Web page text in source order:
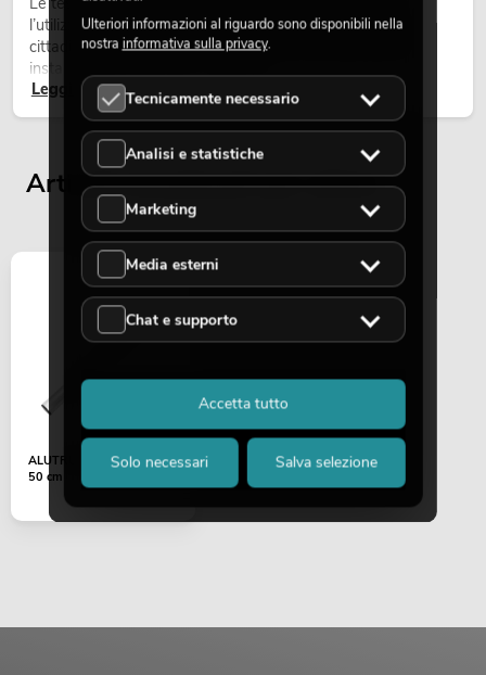
l’utilizzo all’aperto. Vengono impiegate in festival, feste
cittadine, concerti open-air, allestimenti architetturali e
installazioni temporanee all’esterno.
Leggi ora
Articoli visualizzati per ultimi
ALUTRUSS AL-50 Braccio
50 cm
Ulteriori informazioni al riguardo sono disponibili nella
nostra informativa sulla privacy.
Tecnicamente necessario
Analisi e statistiche
Marketing
Media esterni
Chat e supporto
Solo necessari Salva selezione
Accetta tutto